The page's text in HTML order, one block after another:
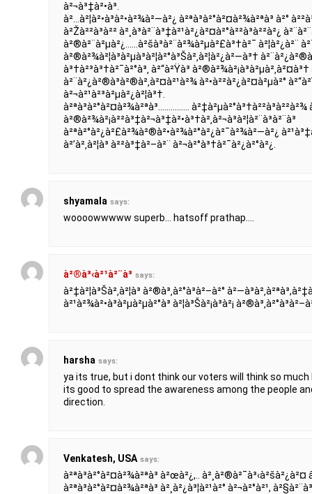
à²¬à³‡à²•à³.
à²…à²¦à²•à³à²•à²¾à²—à²¿ à²ªà³à²°à²¤à²¾à²ªà³ à²°
à²Žà²²à³à²² à²¸à³à²¨à³‡à²¹à²¿à²¤à²°à²²à³à²²à²¿
à²®à²¨à²µà²¿……à²šà³à²¨à²¾à²µà²£à³†à²¯ à²¦à²¿à²¨
à²®à²¾à²¦à³à²µà³à²¦à²°à³Šà²‚à²¦à²¿à²—à³†
à³†à²³à³†à²¯à²°à³‚ à²“à²Ÿà³ à²®à²¾à²¡à³à²µà²‚à²¤à³†
à²¨à²¿à²®à³à²®à²‚à²¤à²¹à²¾ à²•à²²à²¿à²¤à²µà²°
à²¬à²¹à²³à²µà²¿à²¦à³†.
à²ªà³à²°à²¤à²¾à²ªà³…………… à²‡à²µà²°à³†à²²à³à²²à²¾
à²®à²¾à²¡à²²à³‡à²¬à³‡à²•à³†à²‚à²¬à³à²¦à²¨à³à²¨à³
à²ªà²°à²¿à²£à²¾à²®à²•à²¾à²°à²¿à²¯à²¾à²—à²¿
à²’à²‚à²¦à³ à²²à³‡à²–à²¨ à²¬à²°à³†à²¯à²¿à²°à²¿.
shyamala says:
woooowwwww superb… hatsoff prathap….
à²®à³‹à²¹à²¨à³ says:
à²‡à²¦à³Šà²‚à²¦à³ à²®à³‚à²°à³à²–à²°
à²¹à²¾à²•à³à²µà²µà²°à³ à²¦à³Šà²¡à³à²¡
harsha says:
ya its true, but i dont think our voters will think so
its good to spread the awareness among the people
direction.
Venkatesh, USA says:
à²ªà³à²°à²¤à²¾à²ªà³ à²œà²¿,..
à²ªà³à²°à²¤à²¾à²ªà³ à²¸à²¿à³¦à²¹à²° à²¬à²°à²¹,